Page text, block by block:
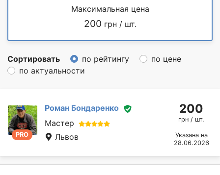
Максимальная цена
200 грн / шт.
Сортировать по рейтингу
по цене
по актуальности
PRO
Роман Бондаренко
Мастер
Львов
200
грн / шт.
Указана на
28.06.2026